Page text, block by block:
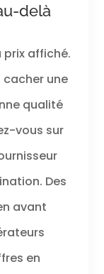
delà
prix affiché.
une
qualité
vous sur
Des
avant
en